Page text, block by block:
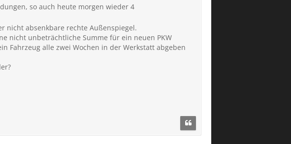
so auch heute morgen wieder 4
nicht absenkbare rechte Außenspiegel.
nicht unbeträchtliche Summe für ein neuen PKW
Fahrzeug alle zwei Wochen in der Werkstatt abgeben